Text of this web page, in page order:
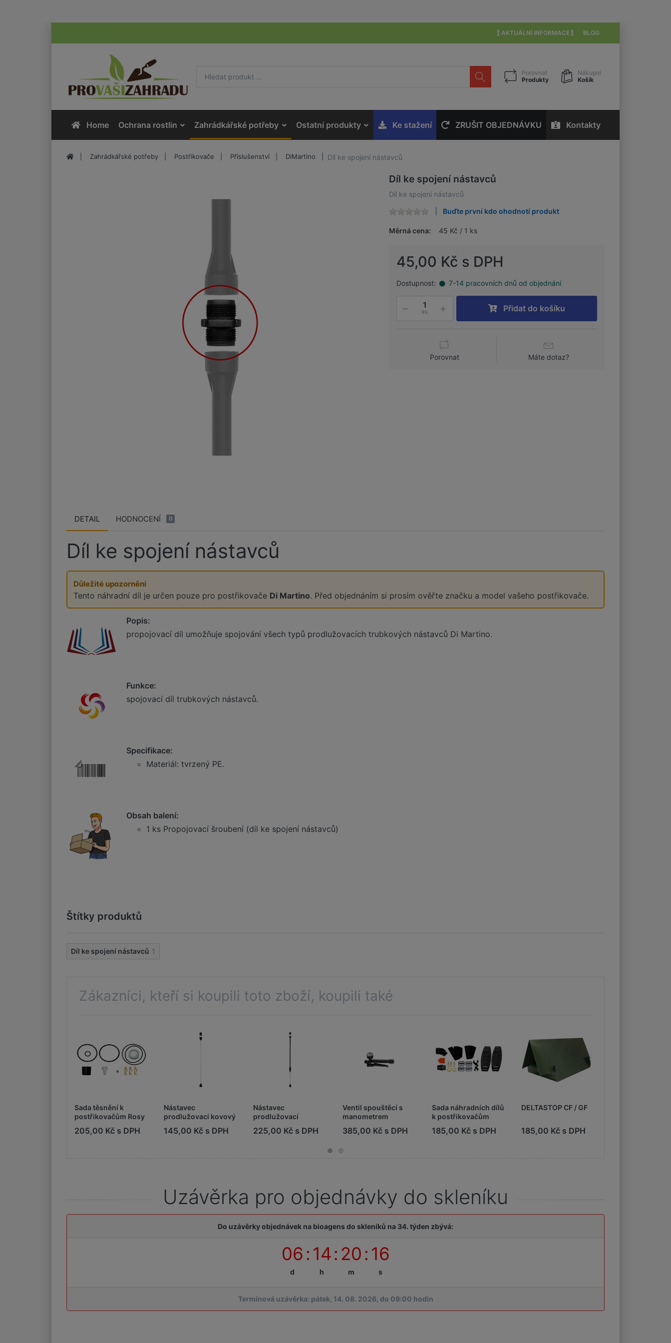
AKTUÁLNÍ INFORMACE BLOG
Porovnat
Produkty
Nákupní
Košík
Home Ochrana rostlin Zahrádkářské potřeby Ostatní produkty Ke stažení ZRUŠIT OBJEDNÁVKU Kontakty
Zahrádkářské potřeby Postřikovače Příslušenství DiMartino Díl ke spojení nástavců
Díl ke spojení nástavců
Díl ke spojení nástavců
Buďte první kdo ohodnotí produkt
Měrná cena: 45 Kč / 1 ks
45,00 Kč s DPH
Dostupnost: 7-14 pracovních dnů od objednání
ks Přidat do košíku
Porovnat Máte dotaz?
DETAIL HODNOCENÍ 0
Díl ke spojení nástavců
Důležité upozornění
Tento náhradní díl je určen pouze pro postřikovače Di Martino. Před objednáním si prosím ověřte značku a model vašeho postřikovače.
Popis:
propojovací díl umožňuje spojování všech typů prodlužovacích trubkových nástavců Di Martino.
Funkce:
spojovací díl trubkových nástavců.
Specifikace:
Materiál: tvrzený PE.
Obsah balení:
1 ks Propojovací šroubení (díl ke spojení nástavců)
Štítky produktů
Díl ke spojení nástavců 1
Zákazníci, kteří si koupili toto zboží, koupili také
Sada těsnění k
postřikovačům Rosy
205,00 Kč s DPH
Nástavec
prodlužovací kovový
145,00 Kč s DPH
Nástavec
prodlužovací
teleskopický 40/80
cm
225,00 Kč s DPH
Ventil spouštěcí s
manometrem
385,00 Kč s DPH
Sada náhradních dílů
k postřikovačům
185,00 Kč s DPH
DELTASTOP CF / GF
185,00 Kč s DPH
Uzávěrka pro objednávky do skleníku
Do uzávěrky objednávek na bioagens do skleníků na 34. týden zbývá:
06
d
: 14
h
: 20
m
: 15
s
Termínová uzávěrka: pátek, 14. 08. 2026, do 09:00 hodin